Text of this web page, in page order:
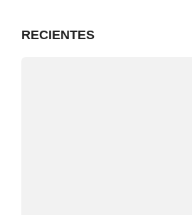
RECIENTES